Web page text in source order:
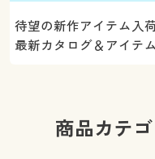
待望の新作アイテム入荷
最新カタログ＆アイテ
商品カテ